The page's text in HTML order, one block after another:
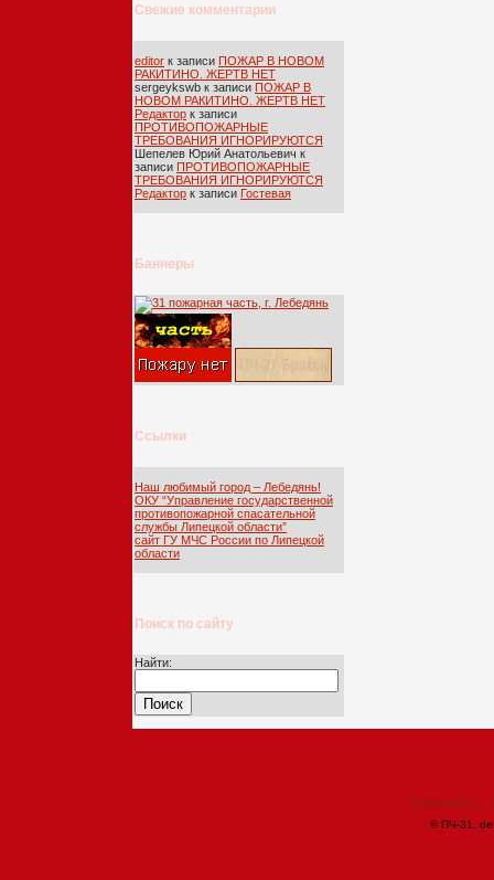
Свежие комментарии
editor к записи ПОЖАР В НОВОМ
РАКИТИНО. ЖЕРТВ НЕТ
sergeykswb к записи ПОЖАР В
НОВОМ РАКИТИНО. ЖЕРТВ НЕТ
Редактор к записи
ПРОТИВОПОЖАРНЫЕ
ТРЕБОВАНИЯ ИГНОРИРУЮТСЯ
Шепелев Юрий Анатольевич к
записи ПРОТИВОПОЖАРНЫЕ
ТРЕБОВАНИЯ ИГНОРИРУЮТСЯ
Редактор к записи Гостевая
Баннеры
Ссылки
Наш любимый город – Лебедянь!
ОКУ “Управление государственной
противопожарной спасательной
службы Липецкой области”
сайт ГУ МЧС России по Липецкой
области
Поиск по сайту
Найти:
Карта сайта
© ПЧ-31.